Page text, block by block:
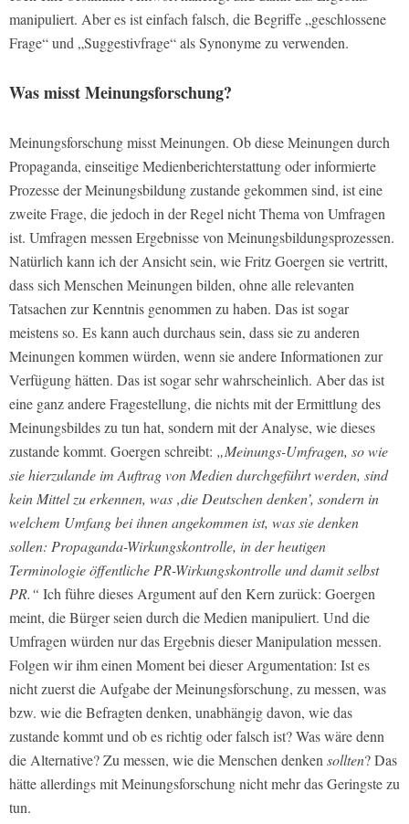
manipuliert. Aber es ist einfach falsch, die Begriffe „geschlossene
Frage“ und „Suggestivfrage“ als Synonyme zu verwenden.
Was misst Meinungsforschung?
Meinungsforschung misst Meinungen. Ob diese Meinungen durch
Propaganda, einseitige Medienberichterstattung oder informierte
Prozesse der Meinungsbildung zustande gekommen sind, ist eine
zweite Frage, die jedoch in der Regel nicht Thema von Umfragen
ist. Umfragen messen Ergebnisse von Meinungsbildungsprozessen.
Natürlich kann ich der Ansicht sein, wie Fritz Goergen sie vertritt,
dass sich Menschen Meinungen bilden, ohne alle relevanten
Tatsachen zur Kenntnis genommen zu haben. Das ist sogar
meistens so. Es kann auch durchaus sein, dass sie zu anderen
Meinungen kommen würden, wenn sie andere Informationen zur
Verfügung hätten. Das ist sogar sehr wahrscheinlich. Aber das ist
eine ganz andere Fragestellung, die nichts mit der Ermittlung des
Meinungsbildes zu tun hat, sondern mit der Analyse, wie dieses
zustande kommt. Goergen schreibt: „Meinungs-Umfragen, so wie
sie hierzulande im Auftrag von Medien durchgeführt werden, sind
kein Mittel zu erkennen, was ‚die Deutschen denken’, sondern in
welchem Umfang bei ihnen angekommen ist, was sie denken
sollen: Propaganda-Wirkungskontrolle, in der heutigen
Terminologie öffentliche PR-Wirkungskontrolle und damit selbst
PR.“ Ich führe dieses Argument auf den Kern zurück: Goergen
meint, die Bürger seien durch die Medien manipuliert. Und die
Umfragen würden nur das Ergebnis dieser Manipulation messen.
Folgen wir ihm einen Moment bei dieser Argumentation: Ist es
nicht zuerst die Aufgabe der Meinungsforschung, zu messen, was
bzw. wie die Befragten denken, unabhängig davon, wie das
zustande kommt und ob es richtig oder falsch ist? Was wäre denn
die Alternative? Zu messen, wie die Menschen denken sollten? Das
hätte allerdings mit Meinungsforschung nicht mehr das Geringste zu
tun.